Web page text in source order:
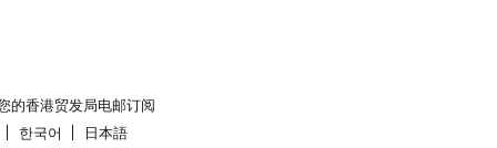
的香港贸发局电邮订阅
한국어
日本語